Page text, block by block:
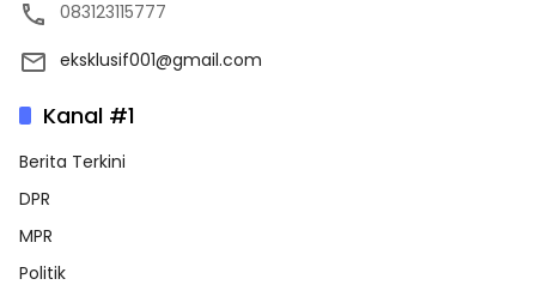
083123115777
eksklusif001@gmail.com
Kanal #1
Berita Terkini
DPR
MPR
Politik